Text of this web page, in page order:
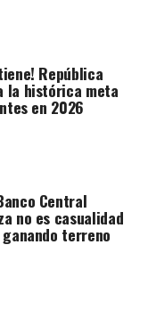
República
la histórica meta
en 2026
Central
no es casualidad
terreno